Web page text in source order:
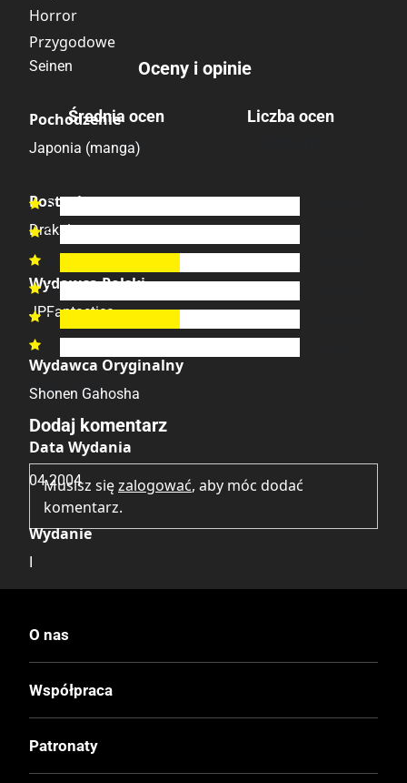
Horror
Przygodowe
Seinen
Pochodzenie
Japonia (manga)
Postacie
Drakula
Wydawca Polski
JPFantastica
Wydawca Oryginalny
Shonen Gahosha
Data Wydania
04.2004
Wydanie
I
Czerń / Biel
Oprawa
Oceny i opinie
Średnia ocen
3.00/6
Liczba ocen
6
5

3
2

Brak opinii.
Dodaj komentarz
Musisz sięzalogować, aby móc dodać
komentarz.
O nas
Współpraca
Patronaty